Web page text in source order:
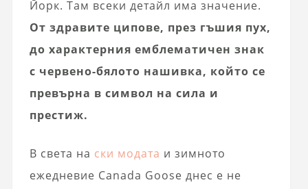
Йорк. Там всеки детайл има значение.
От здравите ципове, през гъшия пух,
до характерния емблематичен знак
с червено-бялото нашивка, който се
превърна в символ на сила и
престиж.
В света на ски модата и зимното
ежедневие Canada Goose днес е не